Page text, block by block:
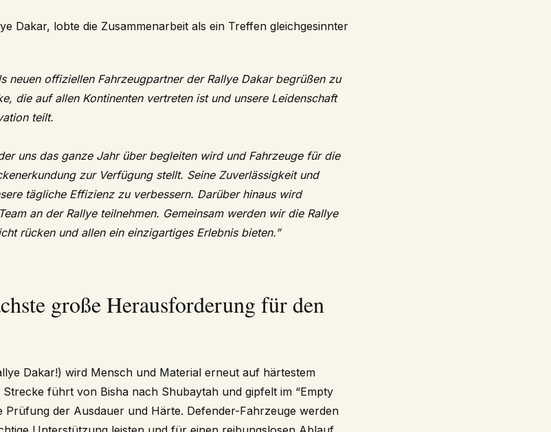
Dakar, lobte die Zusammenarbeit als ein Treffen gleichgesinnter
neuen offiziellen Fahrzeugpartner der Rallye Dakar begrüßen zu
die auf allen Kontinenten vertreten ist und unsere Leidenschaft
teilt.
uns das ganze Jahr über begleiten wird und Fahrzeuge für die
zur Verfügung stellt. Seine Zuverlässigkeit und
tägliche Effizienz zu verbessern. Darüber hinaus wird
an der Rallye teilnehmen. Gemeinsam werden wir die Rallye
rücken und allen ein einzigartiges Erlebnis bieten.”
große Herausforderung für den
Dakar!) wird Mensch und Material erneut auf härtestem
führt von Bisha nach Shubaytah und gipfelt im “Empty
Prüfung der Ausdauer und Härte. Defender-Fahrzeuge werden